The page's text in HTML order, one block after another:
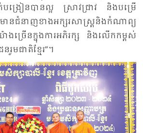
ត់​បង្រៀន​បាន​ល្អ ស្រាវ​ជ្រាវ និង​បម្រើ​
នាញ​ខាង​អក្សរ​សាស្ត្រ​និង​កំ​ណាព្យ
ច្រើន​ក្នុង​ការ​អភិ​រក្ស និង​លើក​កម្ពស់​
ម​ជាតិ​ខ្មែរ”។